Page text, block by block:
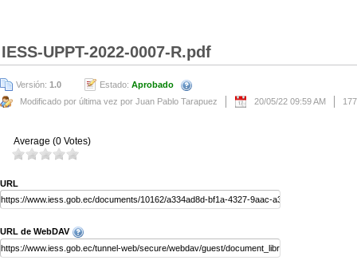
IESS-UPPT-2022-0007-R.pdf
Versión: 1.0 Estado: Aprobado
Modificado por última vez por Juan Pablo Tarapuez
20/05/22 09:59 AM
Average (0 Votes)
URL
URL de WebDAV